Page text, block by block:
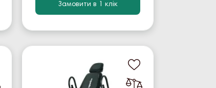
Замовити в 1 клік